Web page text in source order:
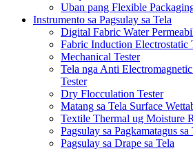
Uban pang Flexible
Instrumento sa Pagsulay sa Tela
Digital Fabric Water
Fabric Induction Electrostatic
Mechanical Tester
Tela nga Anti
Tester
Dry Flocculation Tester
Matang sa Tela Surface
Textile Thermal ug Moisture
Pagsulay sa Pagkamatagus sa
Pagsulay sa Drape sa Tela